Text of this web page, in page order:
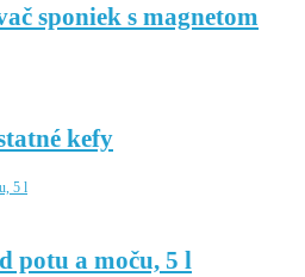
sponiek s magnetom
kefy
potu a moču, 5 l